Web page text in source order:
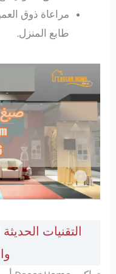
مراعاة ذوق
طابع المنزل.
التقنيات